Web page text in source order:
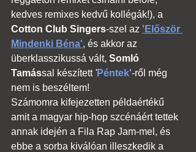
kedves remixes kedvű kollégák!), a
Cotton Club Singers-szel az 'Először
Mindenki Béna', és akkor az
überklasszikussá vált, Somló
Tamással készített 'Péntek'-ről még
nem is beszéltem!
Számomra kifejezetten példaértékű
amit a magyar hip-hop szcénáért tettek
annak idején a Fila Rap Jam-mel, és
ebbe a sorba kiválóan illeszkedik a